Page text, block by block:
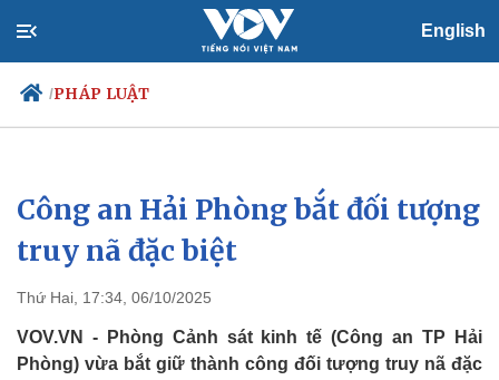
English
/PHÁP LUẬT
Chính trị
Tổ chức nhân sự
Nhận diện sự thật
Xã hội
Việc làm
Biển đảo
Công an Hải Phòng bắt đối tượng
truy nã đặc biệt
Thứ Hai, 17:34, 06/10/2025
VOV.VN - Phòng Cảnh sát kinh tế (Công an TP Hải
Phòng) vừa bắt giữ thành công đối tượng truy nã đặc